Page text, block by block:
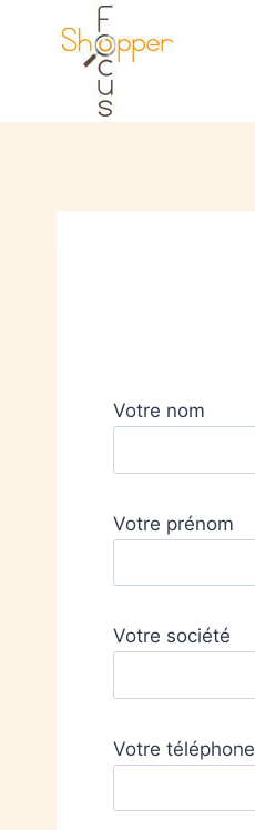
Votre nom
Votre prénom
Votre société
Votre téléphone